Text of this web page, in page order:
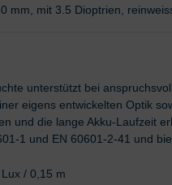
mm, mit 3.5 Dioptrien,
unterstützt bei
eigens entwickelten Optik
und die lange Akku-Laufzeit
1 und EN 60601-2-41 und
/ 0,15 m